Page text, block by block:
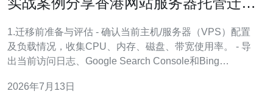
1.迁移前准备与评估 - 确认当前主机/服务器（VPS）配置
及负载情况，收集CPU、内存、磁盘、带宽使用率。 - 导
出当前访问日志、Google Search Console和Bing
解析设置（TTL值），列出所有子域名和第三方服务
2026年7月13日